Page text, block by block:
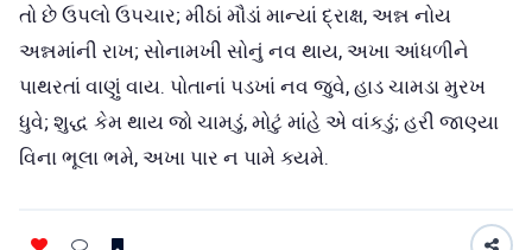
તો છે ઉપલો ઉપચાર; મીઠાં મૌડાં માન્યાં દ્રાક્ષ, અન્ન નોય
અન્નમાંની રાખ; સોનામખી સોનું નવ થાય, અખા આંધળીને
પાથરતાં વાણું વાય. પોતાનાં પડખાં નવ જુવે, હાડ ચામડા મુરખ
ધુવે; શુદ્ધ કેમ થાય જો ચામડું, મોટું માંહે એ વાંકડું; હરી જાણ્યા
વિના ભૂલા ભમે, અખા પાર ન પામે ક્યમે.